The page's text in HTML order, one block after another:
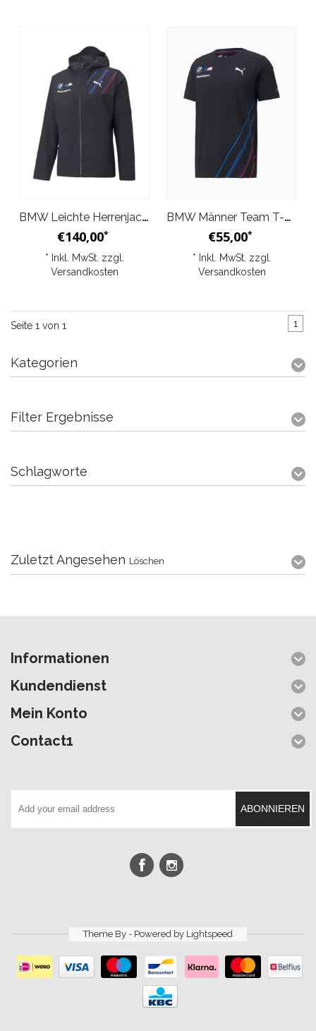
BMW Leichte Herrenjacke - Grau
€140,00*
* Inkl. MwSt. zzgl.
Versandkosten
BMW Männer Team T-Shirt - Grau Blau
€55,00*
* Inkl. MwSt. zzgl.
Versandkosten
Seite 1 von 1 1
Kategorien
Filter Ergebnisse
Schlagworte
Zuletzt Angesehen Löschen
Informationen
Kundendienst
Mein Konto
Contact1
ABONNIEREN
Theme By - Powered by Lightspeed